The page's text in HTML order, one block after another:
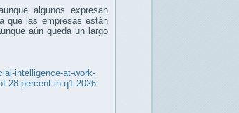
algunos expresan
que las empresas están
aún queda un largo
intelligence-at-work-
28-percent-in-q1-2026-